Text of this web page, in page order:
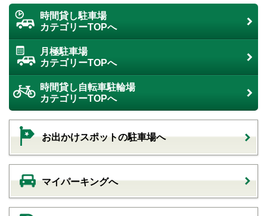
時間貸し駐車場
カテゴリーTOPへ
月極駐車場
カテゴリーTOPへ
時間貸し自転車駐輪場
カテゴリーTOPへ
お出かけスポットの駐車場へ
マイパーキングへ